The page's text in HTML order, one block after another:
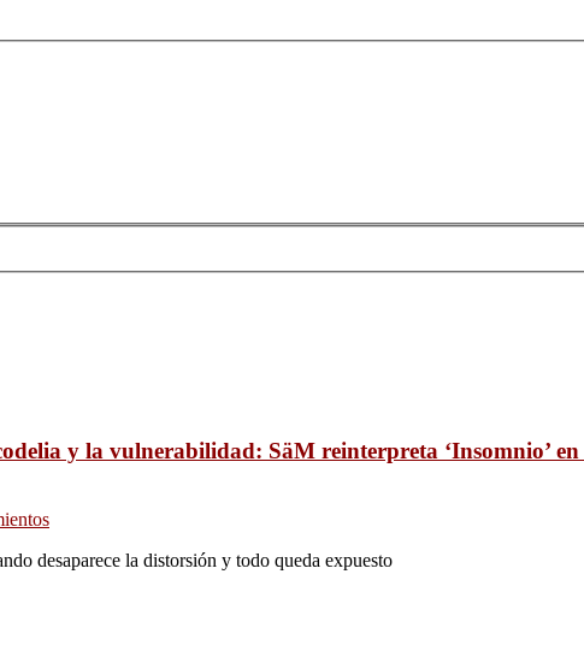
y la vulnerabilidad: SäM reinterpreta ‘Insomnio’
desaparece la distorsión y todo queda expuesto